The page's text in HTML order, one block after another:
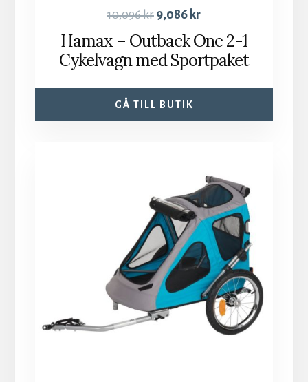
10,096kr 9,086 kr
Hamax – Outback One 2-1
Cykelvagn med Sportpaket
GÅ TILL BUTIK